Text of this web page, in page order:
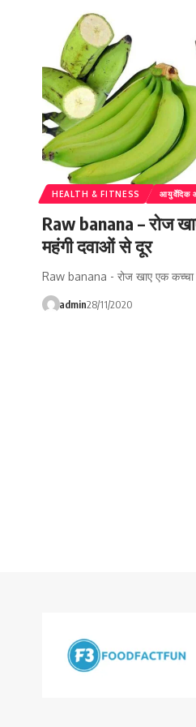
HEALTH & FITNESS आयुर्वेदिक
Raw banana – रोज
महंगी दवाओं से दूर
Raw banana - रोज खाए एक
admin28/11/2020